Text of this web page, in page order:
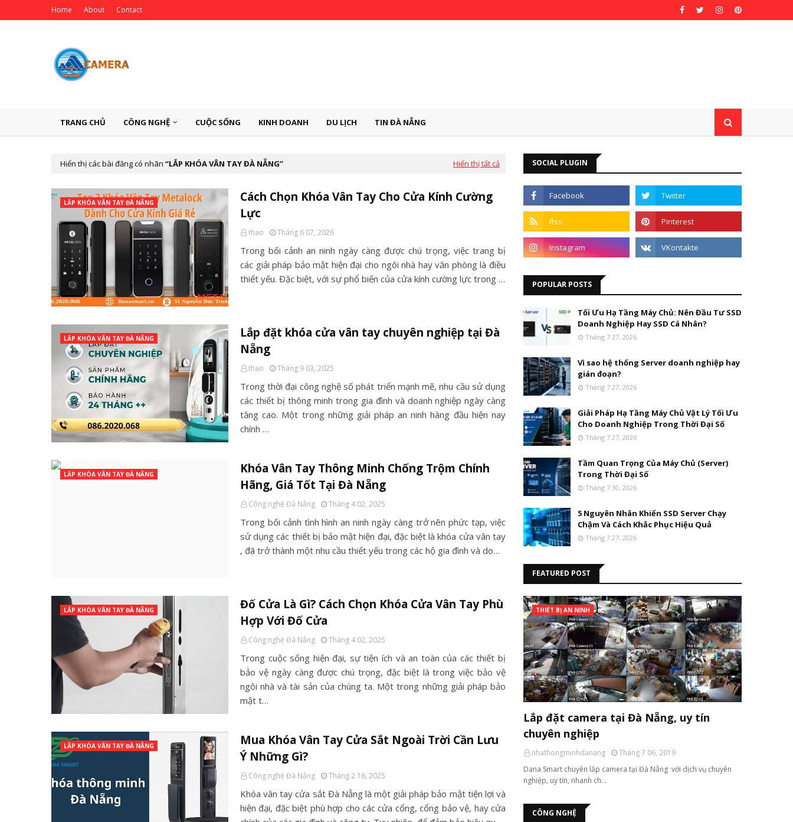
Home About Contact
TRANG CHỦ CÔNG NGHỆ CUỘC SỐNG KINH DOANH DU LỊCH TIN ĐÀ NẴNG
Hiển thị các bài đăng có nhãn LẮP KHÓA VÂN TAY ĐÀ NẴNG Hiển thị tất cả
LẮP KHÓA VÂN TAY ĐÀ NẴNG
Cách Chọn Khóa Vân Tay Cho Cửa Kính Cường
Lực
thao Tháng 6 07, 2026
Trong bối cảnh an ninh ngày càng được chú trọng, việc trang bị
các giải pháp bảo mật hiện đại cho ngôi nhà hay văn phòng là điều
thiết yếu. Đặc biệt, với sự phổ biến của cửa kính cường lực trong …
LẮP KHÓA VÂN TAY ĐÀ NẴNG
Lắp đặt khóa cửa vân tay chuyên nghiệp tại Đà
Nẵng
thao Tháng 9 03, 2025
Trong thời đại công nghệ số phát triển mạnh mẽ, nhu cầu sử dụng
các thiết bị thông minh trong gia đình và doanh nghiệp ngày càng
tăng cao. Một trong những giải pháp an ninh hàng đầu hiện nay
chính …
LẮP KHÓA VÂN TAY ĐÀ NẴNG
Khóa Vân Tay Thông Minh Chống Trộm Chính
Hãng, Giá Tốt Tại Đà Nẵng
Công nghệ Đà Nẵng Tháng 4 02, 2025
Trong bối cảnh tình hình an ninh ngày càng trở nên phức tạp, việc
sử dụng các thiết bị bảo mật hiện đại, đặc biệt là khóa cửa vân tay
, đã trở thành một nhu cầu thiết yếu trong các hộ gia đình và do…
LẮP KHÓA VÂN TAY ĐÀ NẴNG
Đố Cửa Là Gì? Cách Chọn Khóa Cửa Vân Tay Phù
Hợp Với Đố Cửa
Công nghệ Đà Nẵng Tháng 4 02, 2025
Trong cuộc sống hiện đại, sự tiện ích và an toàn của các thiết bị
bảo vệ ngày càng được chú trọng, đặc biệt là trong việc bảo vệ
ngôi nhà và tài sản của chúng ta. Một trong những giải pháp bảo
mật t…
LẮP KHÓA VÂN TAY ĐÀ NẴNG
Mua Khóa Vân Tay Cửa Sắt Ngoài Trời Cần Lưu
Ý Những Gì?
Công nghệ Đà Nẵng Tháng 2 16, 2025
Khóa vân tay cửa sắt Đà Nẵng là một giải pháp bảo mật tiện lợi và
hiện đại, đặc biệt phù hợp cho các cửa cổng, cổng bảo vệ, hay cửa
SOCIAL PLUGIN
POPULAR POSTS
Tối Ưu Hạ Tầng Máy Chủ: Nên Đầu Tư SSD
Doanh Nghiệp Hay SSD Cá Nhân?
Tháng 7 27, 2026
Vì sao hệ thống Server doanh nghiệp hay
gián đoạn?
Tháng 7 27, 2026
Giải Pháp Hạ Tầng Máy Chủ Vật Lý Tối Ưu
Cho Doanh Nghiệp Trong Thời Đại Số
Tháng 7 27, 2026
Tầm Quan Trọng Của Máy Chủ (Server)
Trong Thời Đại Số
Tháng 7 30, 2026
5 Nguyên Nhân Khiến SSD Server Chạy
Chậm Và Cách Khắc Phục Hiệu Quả
Tháng 7 27, 2026
FEATURED POST
THIẾT BỊ AN NINH
Lắp đặt camera tại Đà Nẵng, uy tín
chuyên nghiệp
nhathongminhdanang
Tháng 7 06, 2019
Dana Smart chuyên lắp camera tại Đà Nẵng với dịch vụ chuyên
nghiệp, uy tín, nhanh ch…
CÔNG NGHỆ